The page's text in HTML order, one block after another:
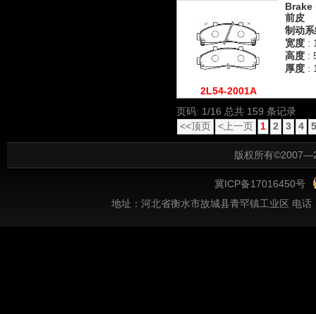
2L54-2001A
Brake
前皮
制动
宽度 :
高度 :
厚度 :
页码: 1/16 总共 159 条记录
<<顶页
<上一页 1 2 3 4 5
版权所有
冀ICP备17016450号
地址：河北省衡水市故城县青罕镇工业区 电